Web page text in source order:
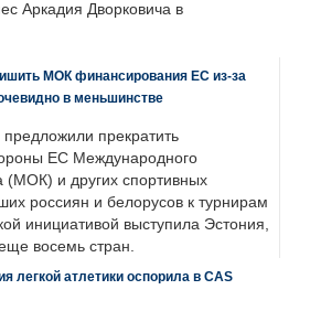
Аркадия Дворковича в
МОК финансирования ЕС из-за
в меньшинстве
прекратить
ЕС Международного
(МОК) и других спортивных
россиян и белорусов к турнирам
инициативой выступила Эстония,
восемь стран.
легкой атлетики оспорила в CAS